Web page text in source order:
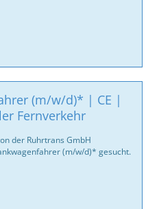
(m/w/d)* | CE |
Fernverkehr
der Ruhrtrans GmbH
(m/w/d)* gesucht.